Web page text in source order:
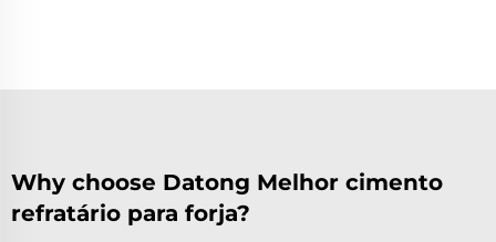
Why choose Datong Melhor cimento
refratário para forja?